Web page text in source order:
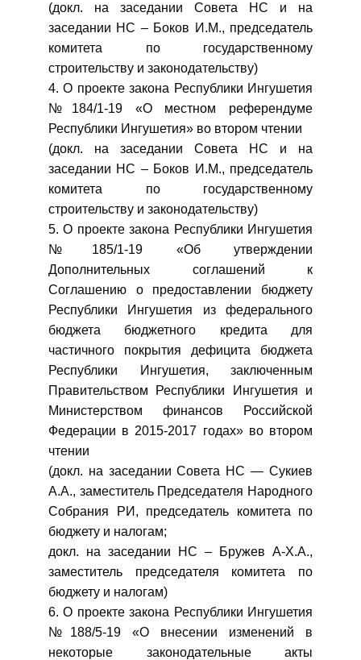
(докл. на заседании Совета НС и на
заседании НС – Боков И.М., председатель
комитета по государственному
строительству и законодательству)
4. О проекте закона Республики Ингушетия
№184/1-19 «О местном референдуме
Республики Ингушетия» во втором чтении
(докл. на заседании Совета НС и на
заседании НС – Боков И.М., председатель
комитета по государственному
строительству и законодательству)
5. О проекте закона Республики Ингушетия
№185/1-19 «Об утверждении
Дополнительных соглашений к
Соглашению о предоставлении бюджету
Республики Ингушетия из федерального
бюджета бюджетного кредита для
частичного покрытия дефицита бюджета
Республики Ингушетия, заключенным
Правительством Республики Ингушетия и
Министерством финансов Российской
Федерации в 2015-2017 годах» во втором
чтении
(докл. на заседании Совета НС — Сукиев
А.А., заместитель Председателя Народного
Собрания РИ, председатель комитета по
бюджету и налогам;
докл. на заседании НС – Бружев А-Х.А.,
заместитель председателя комитета по
бюджету и налогам)
6. О проекте закона Республики Ингушетия
№188/5-19 «О внесении изменений в
некоторые законодательные акты